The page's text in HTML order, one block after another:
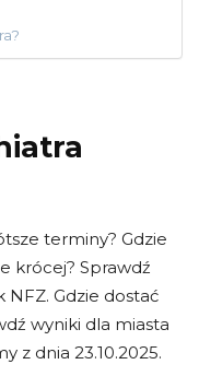
terminy? Gdzie
krócej? Sprawdź
Gdzie dostać
wyniki dla miasta
z dnia 23.10.2025.